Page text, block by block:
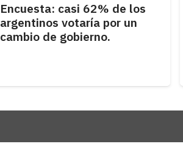
Encuesta: casi 62% de los
argentinos votaría por un
cambio de gobierno.